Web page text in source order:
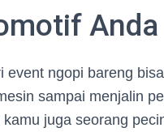
Anda
ngopi bareng
sampai menjalin
juga seorang